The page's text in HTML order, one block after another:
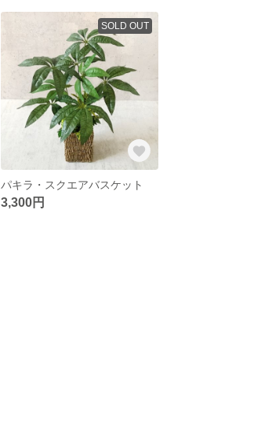
SOLD OUT
パキラ・スクエアバスケット
3,300円